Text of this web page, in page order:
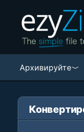
Архивируйте